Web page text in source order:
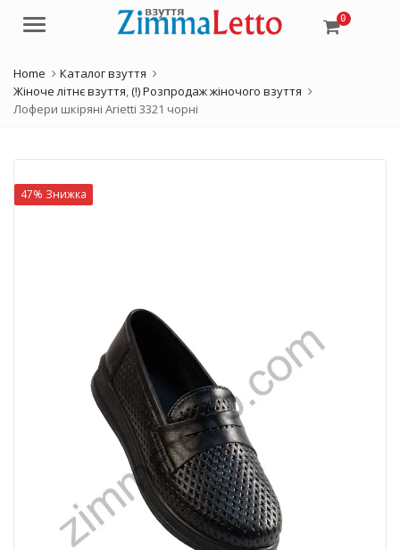
Menu 0
Home
Каталог взуття
Жіноче літнє взуття,(!) Розпродаж жіночого взуття
Лофери шкіряні Arietti 3321 чорні
47% Знижка